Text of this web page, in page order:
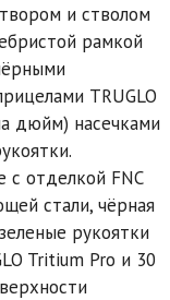
и стволом
рамкой
TRUGLO
дюйм) насечками
с отделкой FNC
стали, чёрная
рукоятки
Tritium Pro и 30